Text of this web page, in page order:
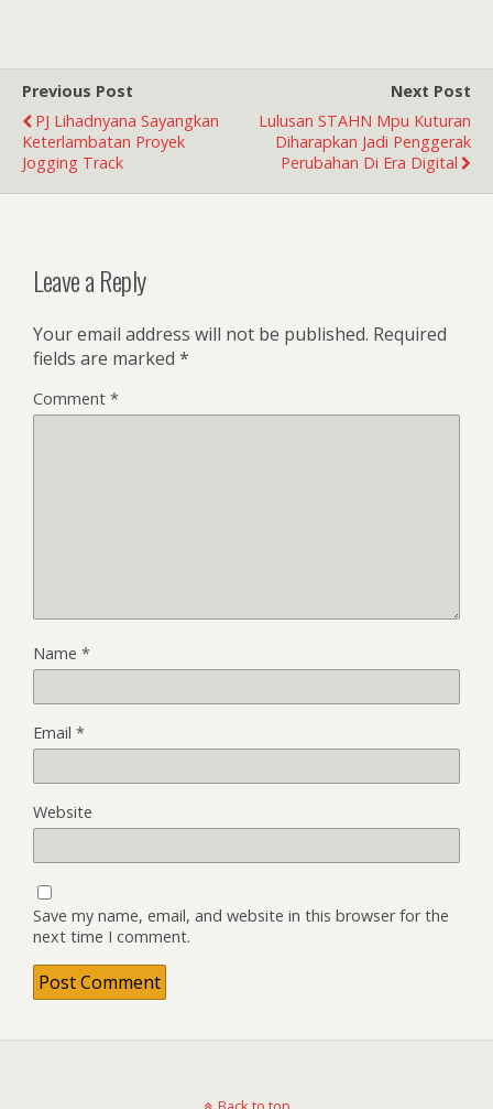
Previous Post
PJ Lihadnyana Sayangkan
Keterlambatan Proyek
Jogging Track
Next Post
Lulusan STAHN Mpu Kuturan
Diharapkan Jadi Penggerak
Perubahan Di Era Digital
Leave a Reply
Your email address will not be published. Required
fields are marked *
Comment *
Name *
Email *
Website
Save my name, email, and website in this browser for the
next time I comment.